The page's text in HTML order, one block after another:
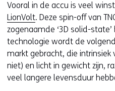
Vooral in de accu is veel
LionVolt. Deze spin-off van
zogenaamde ‘3D solid-
technologie wordt de
markt gebracht, die
niet) en licht in gewicht zijn,
veel langere levensduur